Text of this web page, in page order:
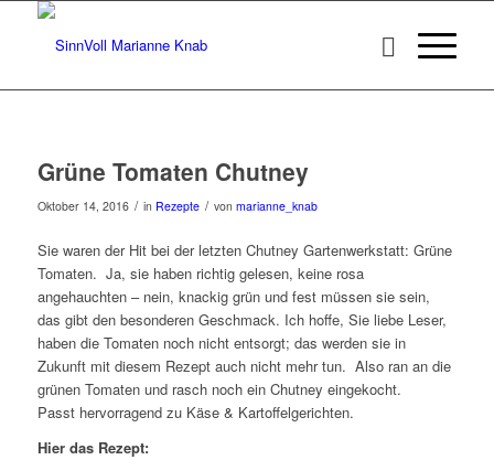
Grüne Tomaten Chutney
Oktober 14, 2016 / in Rezepte / von marianne_knab
Sie waren der Hit bei der letzten Chutney Gartenwerkstatt: Grüne
Tomaten. Ja, sie haben richtig gelesen, keine rosa
angehauchten – nein, knackig grün und fest müssen sie sein,
das gibt den besonderen Geschmack. Ich hoffe, Sie liebe Leser,
haben die Tomaten noch nicht entsorgt; das werden sie in
Zukunft mit diesem Rezept auch nicht mehr tun. Also ran an die
grünen Tomaten und rasch noch ein Chutney eingekocht.
Passt hervorragend zu Käse & Kartoffelgerichten.
Hier das Rezept: